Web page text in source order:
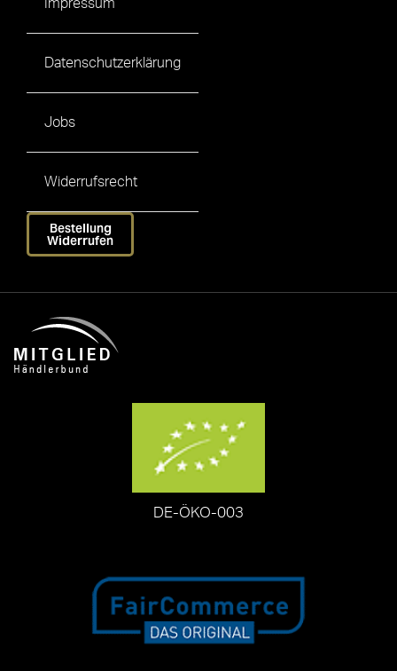
Impressum
Datenschutzerklärung
Jobs
Widerrufsrecht
Bestellung
Widerrufen
DE-ÖKO-003